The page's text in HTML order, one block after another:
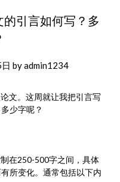
引言如何写？多
byadmin1234
文。这周就让我把引言写
少字呢？
在250-500字之间，具体
所变化。通常包括以下内